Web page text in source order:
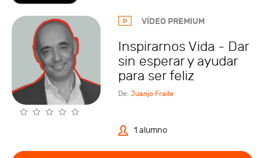
VÍDEO PREMIUM
Inspirarnos Vida - Dar
sin esperar y ayudar
para ser feliz
De: Juanjo Fraile
1 alumno